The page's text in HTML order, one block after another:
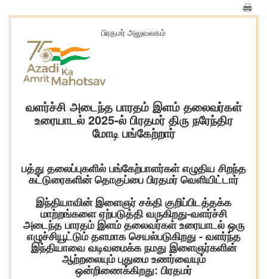
பிரதமர் அலுவலகம்
வளர்ச்சி அடைந்த பாரதம் இளம் தலைவர்கள்
உரையாடல் 2025-ல் பிரதமர் திரு நரேந்திர
மோடி பங்கேற்றார்
பத்து தலைப்புகளில் பங்கேற்பாளர்கள் எழுதிய சிறந்த
கட்டுரைகளின் தொகுப்பை பிரதமர் வெளியிட்டார்
இந்தியாவின் இளைஞர் சக்தி குறிப்பிடத்தக்க
மாற்றங்களை ஏற்படுத்தி வருகிறது-வளர்ச்சி
அடைந்த பாரதம் இளம் தலைவர்கள் உரையாடல் ஒரு
எழுச்சியூட்டும் தளமாக செயல்படுகிறது - வளர்ந்த
இந்தியாவை வடிவமைக்க நமது இளைஞர்களின்
ஆற்றலையும் புதுமை உணர்வையும்
ஒன்றிணைக்கிறது: பிரதமர்